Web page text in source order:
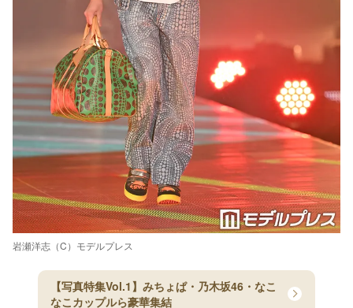
岩瀬洋志（C）モデルプレス
【写真特集Vol.1】みちょぱ・乃木坂46・なこ
なこカップルら豪華集結